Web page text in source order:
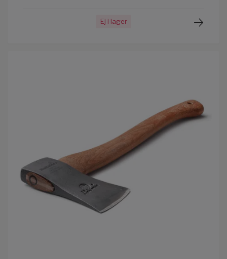
Ej i lager